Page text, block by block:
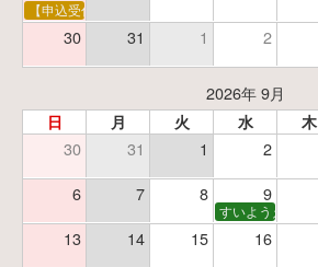
【申込受付中】ゆうべのこわ～いおはなし会
30 31 1 2
2026年 9月
日 月 火 水 木
30 31 1 2
6 7 8 9
すいようえほん
13 14 15 16